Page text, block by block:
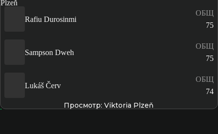
Rafiu Durosinmi
ОБЩ
75
Sampson Dweh
ОБЩ
75
Lukáš Červ
ОБЩ
74
Просмотр: Viktoria Plzeň